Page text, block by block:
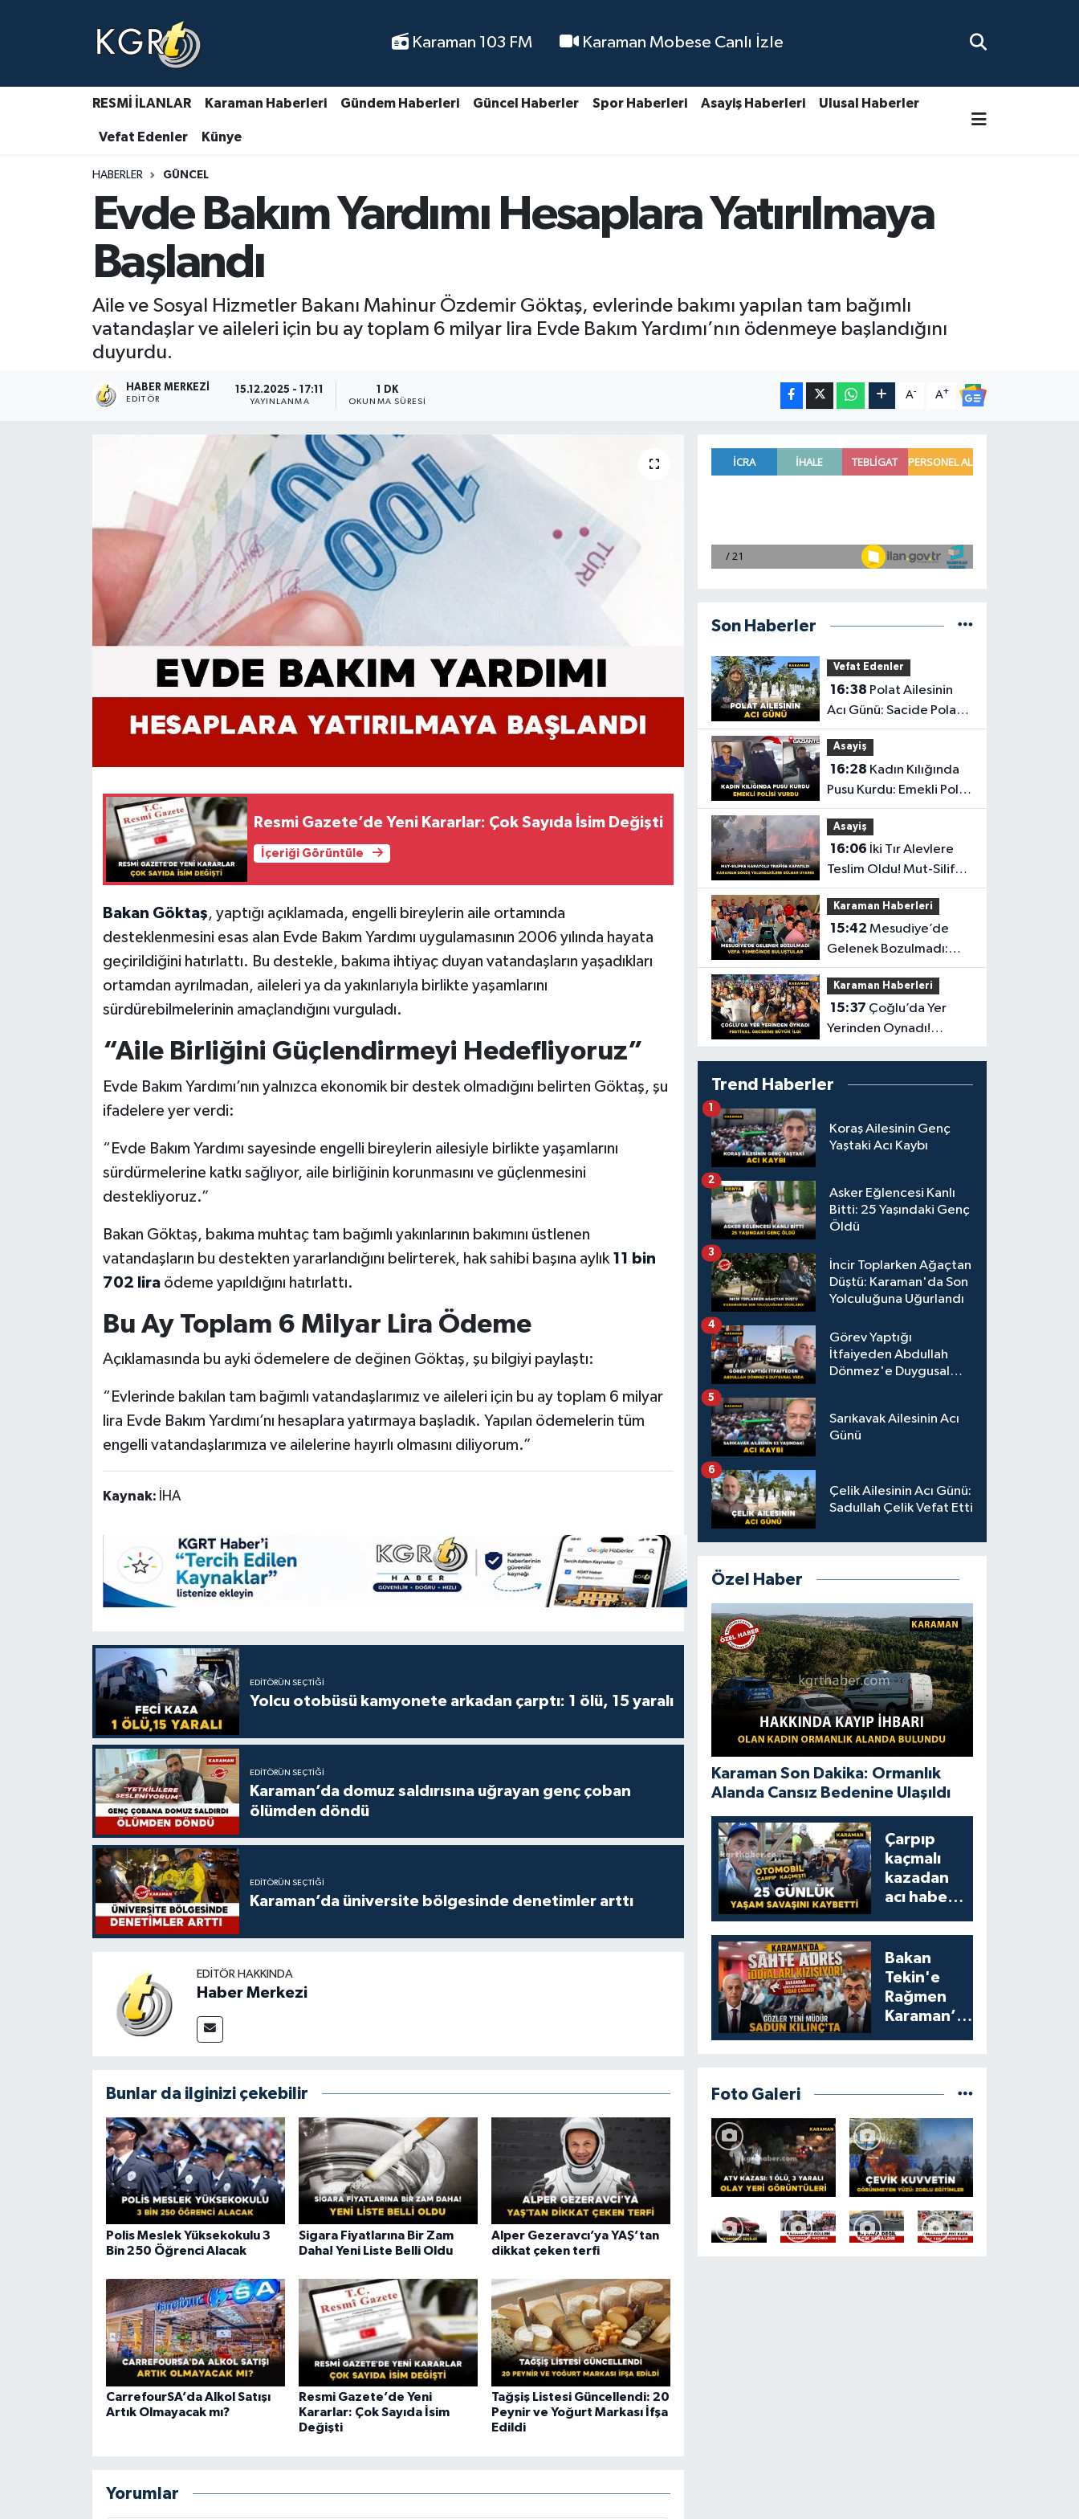
Karaman 103 FM Karaman Mobese Canlı İzle
RESMİ İLANLAR Karaman Haberleri Gündem Haberleri Güncel Haberler Spor Haberleri Asayiş Haberleri Ulusal Haberler
Vefat Edenler Künye
HABERLER GÜNCEL
Evde Bakım Yardımı Hesaplara Yatırılmaya
Başlandı
Aile ve Sosyal Hizmetler Bakanı Mahinur Özdemir Göktaş, evlerinde bakımı yapılan tam bağımlı
vatandaşlar ve aileleri için bu ay toplam 6 milyar lira Evde Bakım Yardımı’nın ödenmeye başlandığını
duyurdu.
HABER MERKEZI
EDITÖR
15.12.2025 - 17:11
YAYINLANMA
1 DK
OKUNMA SÜRESI
A- A+
Resmi Gazete’de Yeni Kararlar: Çok Sayıda İsim Değişti
İçeriği Görüntüle
Bakan Göktaş, yaptığı açıklamada, engelli bireylerin aile ortamında
desteklenmesini esas alan Evde Bakım Yardımı uygulamasının 2006 yılında hayata
geçirildiğini hatırlattı. Bu destekle, bakıma ihtiyaç duyan vatandaşların yaşadıkları
ortamdan ayrılmadan, aileleri ya da yakınlarıyla birlikte yaşamlarını
sürdürebilmelerinin amaçlandığını vurguladı.
“Aile Birliğini Güçlendirmeyi Hedefliyoruz”
Evde Bakım Yardımı’nın yalnızca ekonomik bir destek olmadığını belirten Göktaş, şu
ifadelere yer verdi:
“Evde Bakım Yardımı sayesinde engelli bireylerin ailesiyle birlikte yaşamlarını
sürdürmelerine katkı sağlıyor, aile birliğinin korunmasını ve güçlenmesini
destekliyoruz.”
Bakan Göktaş, bakıma muhtaç tam bağımlı yakınlarının bakımını üstlenen
vatandaşların bu destekten yararlandığını belirterek, hak sahibi başına aylık 11 bin
702 liraödeme yapıldığını hatırlattı.
Bu Ay Toplam 6 Milyar Lira Ödeme
Açıklamasında bu ayki ödemelere de değinen Göktaş, şu bilgiyi paylaştı:
“Evlerinde bakılan tam bağımlı vatandaşlarımız ve aileleri için bu ay toplam 6 milyar
lira Evde Bakım Yardımı’nı hesaplara yatırmaya başladık. Yapılan ödemelerin tüm
engelli vatandaşlarımıza ve ailelerine hayırlı olmasını diliyorum.”
Kaynak: İHA
EDITÖRÜN SEÇTIĞI
Yolcu otobüsü kamyonete arkadan çarptı: 1 ölü, 15 yaralı
EDITÖRÜN SEÇTIĞI
Karaman’da domuz saldırısına uğrayan genç çoban
ölümden döndü
EDITÖRÜN SEÇTIĞI
Karaman’da üniversite bölgesinde denetimler arttı
EDITÖR HAKKINDA
Haber Merkezi
Bunlar da ilginizi çekebilir
Polis Meslek Yüksekokulu 3
Bin 250 Öğrenci Alacak
Sigara Fiyatlarına Bir Zam
Daha! Yeni Liste Belli Oldu
Alper Gezeravcı’ya YAŞ’tan
dikkat çeken terfi
CarrefourSA’da Alkol Satışı
Artık Olmayacak mı?
Resmi Gazete’de Yeni
Kararlar: Çok Sayıda İsim
Değişti
Tağşiş Listesi Güncellendi: 20
Peynir ve Yoğurt Markası İfşa
Edildi
Yorumlar
Son Haberler
Vefat Edenler
16:38
Acı Günü: Sacide Polat
Vefat Etti
Asayiş
16:28
Pusu Kurdu: Emekli Polisi
Vurdu
Asayiş
16:06
Teslim Oldu! Mut-Silifke
Yolu Trafiğe Kapandı
Karaman Haberleri
15:42
Gelenek Bozulmadı:
Vefa Yemeğinde
Buluştular
Karaman Haberleri
15:37
Yerinden Oynadı!
Festival Gecesine Büyük
Trend Haberler
Koraş Ailesinin Genç
Yaştaki Acı Kaybı
1
Asker Eğlencesi Kanlı
Bitti: 25 Yaşındaki Genç
Öldü
2
İncir Toplarken Ağaçtan
Düştü: Karaman'da Son
Yolculuğuna Uğurlandı
3
Görev Yaptığı
İtfaiyeden Abdullah
Dönmez'e Duygusal
4
Sarıkavak Ailesinin Acı
Günü
5
Çelik Ailesinin Acı Günü:
Sadullah Çelik Vefat Etti
6
Özel Haber
Karaman Son Dakika: Ormanlık
Alanda Cansız Bedenine Ulaşıldı
Çarpıp
kaçmalı
kazadan
acı haber:
yaşam
savaşını
kaybetti
Bakan
Tekin'e
Rağmen
Karaman’da
Müdür Dur
Foto Galeri
Karaman Haberleri
Gündem Haberleri
Güncel Haberler
Asayiş Haberleri
Ulusal Haberler
Vefat Edenler